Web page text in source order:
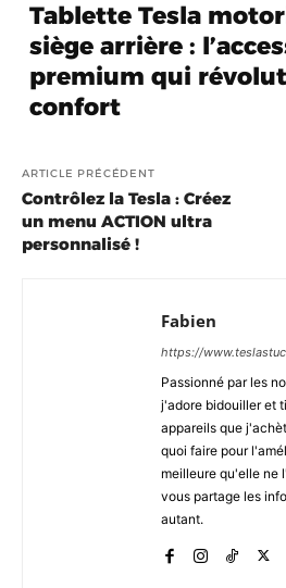
Tablette Tesla
siège arrière :
premium qui
confort
ARTICLE PRÉCÉDENT
Contrôlez la Tesla : Créez
un menu ACTION ultra
personnalisé !
Fabien
https://
Passionné par les
j'adore bidouiller et
appareils que
quoi faire pour
meilleure qu'elle ne
vous partage les
autant.